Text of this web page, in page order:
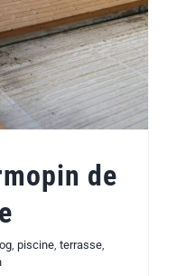
de
, piscine, terrasse,